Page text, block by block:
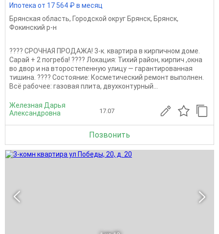
Ипотека от 17 564 ₽ в месяц
Брянская область, Городской округ Брянск, Брянск,
Фокинский р-н
???? СРОЧНАЯ ПРОДАЖА! 3-к. квартира в кирпичном доме.
Сарай + 2 погреба! ???? Локация: Тихий район, кирпич ,окна
во двор и на второстепенную улицу — гарантированная
тишина. ???? Состояние: Косметический ремонт выполнен.
Всё рабочее: газовая плита, двухконтурный...
Железная Дарья
Александровна
17.07
Позвонить